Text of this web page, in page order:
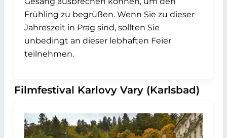
Frühling zu begrüßen. Wenn Sie zu dieser
Jahreszeit in Prag sind, sollten Sie
unbedingt an dieser lebhaften Feier
teilnehmen.
Filmfestival Karlovy Vary (Karlsbad)